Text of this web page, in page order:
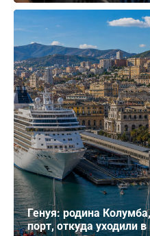
Генуя: родина
порт, откуда уходили